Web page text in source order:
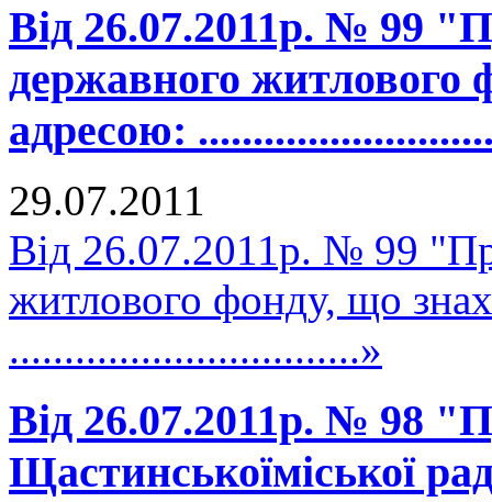
Від 26.07.2011р. № 99
державного житлового
адресою:
29.07.2011
Від 26.07.2011р. № 99
житлового фонду, що
................................»
Від 26.07.2011р. № 98
Щастинськоїміської